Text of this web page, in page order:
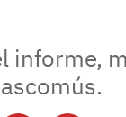
informe,